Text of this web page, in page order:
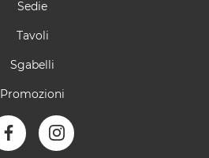
Sedie
Tavoli
Sgabelli
Promozioni